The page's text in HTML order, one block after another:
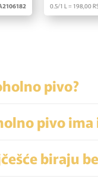
0.5/1 L = 198,00
pivo?
pivo
biraju